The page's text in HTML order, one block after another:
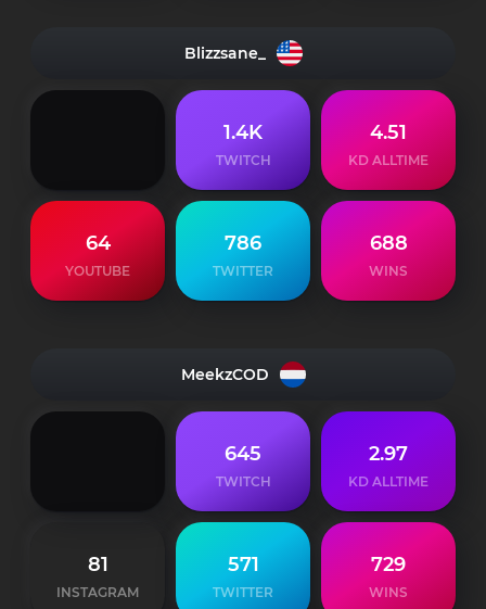
Blizzsane_
1.4K
TWITCH
4.51
KD ALLTIME
64
YOUTUBE
786
TWITTER
688
WINS
MeekzCOD
645
TWITCH
2.97
KD ALLTIME
81
INSTAGRAM
571
TWITTER
729
WINS